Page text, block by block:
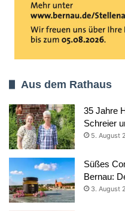
Aus dem Rathaus
35 Jahre
Schreier
5. August
Süßes
Bernau:
3. August